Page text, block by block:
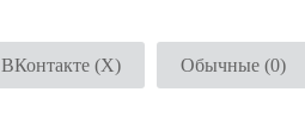
ВКонтакте (X) Обычные (0)